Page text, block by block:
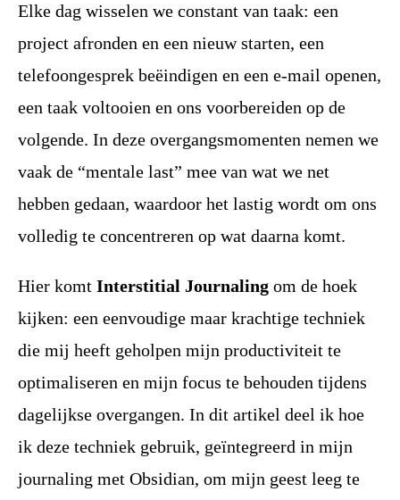
Elke dag wisselen we constant van taak: een
project afronden en een nieuw starten, een
telefoongesprek beëindigen en een e-mail openen,
een taak voltooien en ons voorbereiden op de
volgende. In deze overgangsmomenten nemen we
vaak de “mentale last” mee van wat we net
hebben gedaan, waardoor het lastig wordt om ons
volledig te concentreren op wat daarna komt.
Hier komt Interstitial Journaling om de hoek
kijken: een eenvoudige maar krachtige techniek
die mij heeft geholpen mijn productiviteit te
optimaliseren en mijn focus te behouden tijdens
dagelijkse overgangen. In dit artikel deel ik hoe
ik deze techniek gebruik, geïntegreerd in mijn
journaling met Obsidian, om mijn geest leeg te